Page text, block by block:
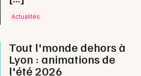
Actualités
Tout l'monde dehors à
Lyon : animations de
l'été 2026